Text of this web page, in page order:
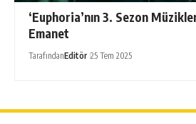
‘Euphoria’nın 3. Sezon
Emanet
TarafındanEditör 25 Tem 2025